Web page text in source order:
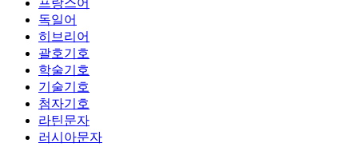
프랑스어
독일어
히브리어
괄호기호
학술기호
기술기호
첨자기호
라틴문자
러시아문자